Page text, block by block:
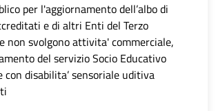
per l'aggiornamento dell’albo di
e di altri Enti del Terzo
non svolgono attivita' commerciale,
del servizio Socio Educativo
con disabilita’ sensoriale uditiva